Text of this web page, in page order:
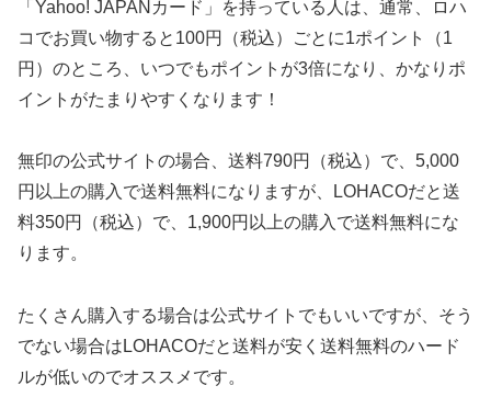
「Yahoo! JAPANカード」を持っている人は、通常、ロハ
コでお買い物すると100円（税込）ごとに1ポイント（1
円）のところ、いつでもポイントが3倍になり、かなりポ
イントがたまりやすくなります！
無印の公式サイトの場合、送料790円（税込）で、5,000
円以上の購入で送料無料になりますが、LOHACOだと送
料350円（税込）で、1,900円以上の購入で送料無料にな
ります。
たくさん購入する場合は公式サイトでもいいですが、そう
でない場合はLOHACOだと送料が安く送料無料のハード
ルが低いのでオススメです。